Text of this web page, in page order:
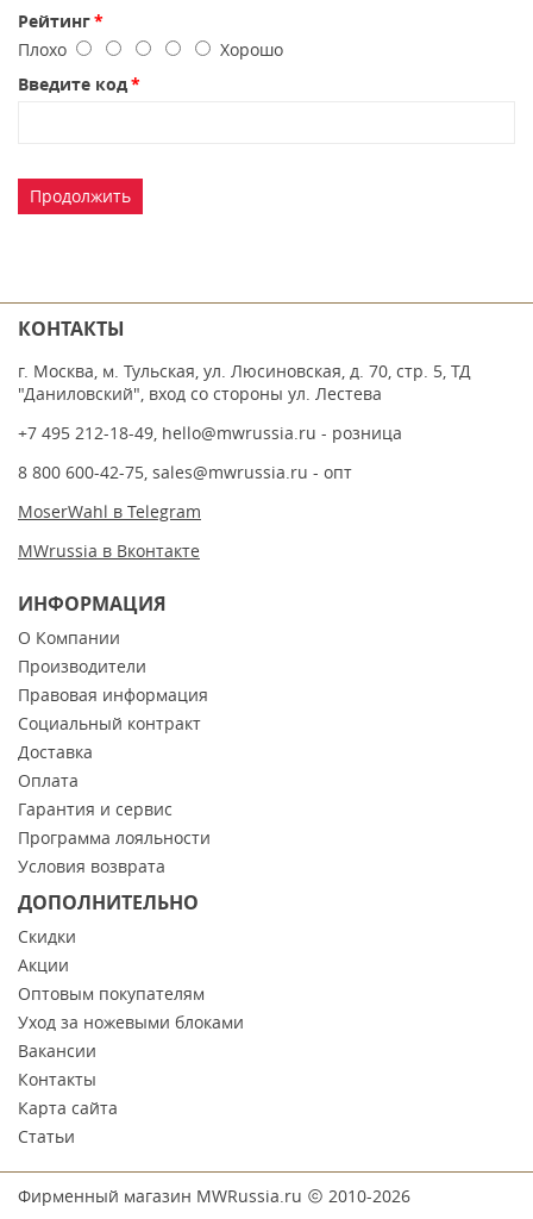
Рейтинг
Плохо
Хорошо
Введите код
Продолжить
КОНТАКТЫ
г. Москва, м. Тульская, ул. Люсиновская, д. 70, стр. 5, ТД
"Даниловский", вход со стороны ул. Лестева
+7 495 212-18-49, hello@mwrussia.ru - розница
8 800 600-42-75, sales@mwrussia.ru - опт
MoserWahl в Telegram
MWrussia в Вконтакте
ИНФОРМАЦИЯ
О Компании
Производители
Правовая информация
Социальный контракт
Доставка
Оплата
Гарантия и сервис
Программа лояльности
Условия возврата
ДОПОЛНИТЕЛЬНО
Скидки
Акции
Оптовым покупателям
Уход за ножевыми блоками
Вакансии
Контакты
Карта сайта
Статьи
Фирменный магазин MWRussia.ru 2010-2026